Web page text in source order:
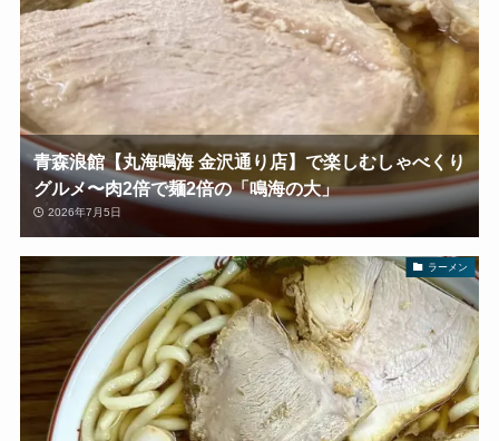
青森浪館【丸海鳴海 金沢通り店】で楽しむしゃべくり
グルメ〜肉2倍で麺2倍の「鳴海の大」
2026年7月5日
ラーメン